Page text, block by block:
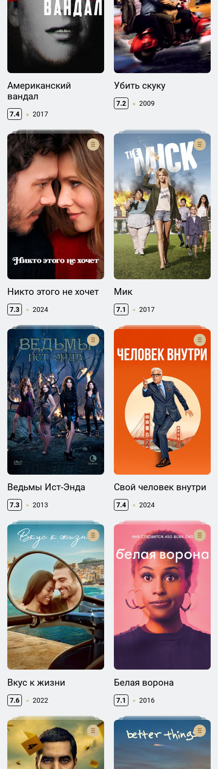
Американский
вандал
7.4 2017
Убить скуку
7.2 2009
Никто этого не хочет
7.3 2024
Мик
7.1 2017
Ведьмы Ист-Энда
7.3 2013
Свой человек внутри
7.4 2024
Вкус к жизни
7.6 2022
Белая ворона
7.1 2016